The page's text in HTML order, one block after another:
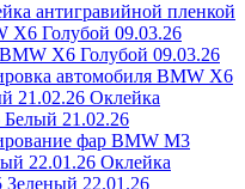
антигравийной пленкой
BMW X6 Голубой 09.03.26
автомобиля BMW X6
Оклейка
21.02.26
фар BMW M3
Оклейка
22.01.26